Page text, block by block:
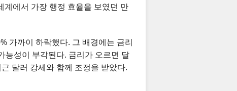
에서 가장 행정 효율을 보였던 만
가까이 하락했다. 그 배경에는 금리
능성이 부각된다. 금리가 오르면 달
달러 강세와 함께 조정을 받았다.